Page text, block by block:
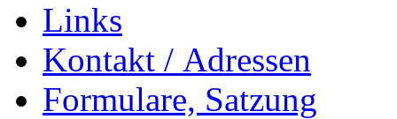
Links
Kontakt / Adressen
Formulare, Satzung